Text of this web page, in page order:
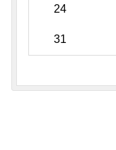
24
31